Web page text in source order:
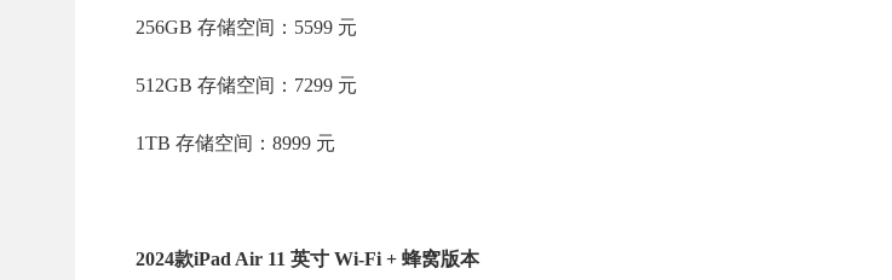
256GB 存储空间：5599 元
512GB 存储空间：7299 元
1TB 存储空间：8999 元
2024款iPad Air 11 英寸 Wi-Fi + 蜂窝版本